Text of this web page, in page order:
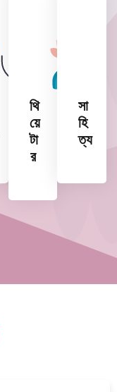
থি
য়ে
টা
র
সা
হি
ত্য